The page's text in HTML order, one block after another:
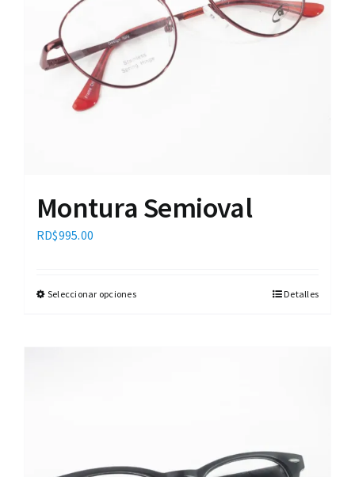
Montura Semioval
RD$995.00
Seleccionar opciones Detalles